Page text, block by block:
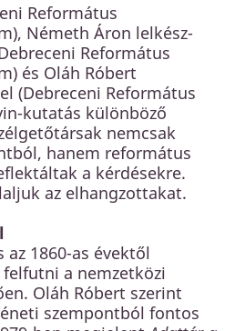
Református
Németh Áron lelkész-
Református
és Oláh Róbert
(Debreceni Református
kutatás különböző
nemcsak
hanem református
a kérdésekre.
az elhangzottakat.
1860-as évektől
a nemzetközi
Oláh Róbert szerint
szempontból fontos